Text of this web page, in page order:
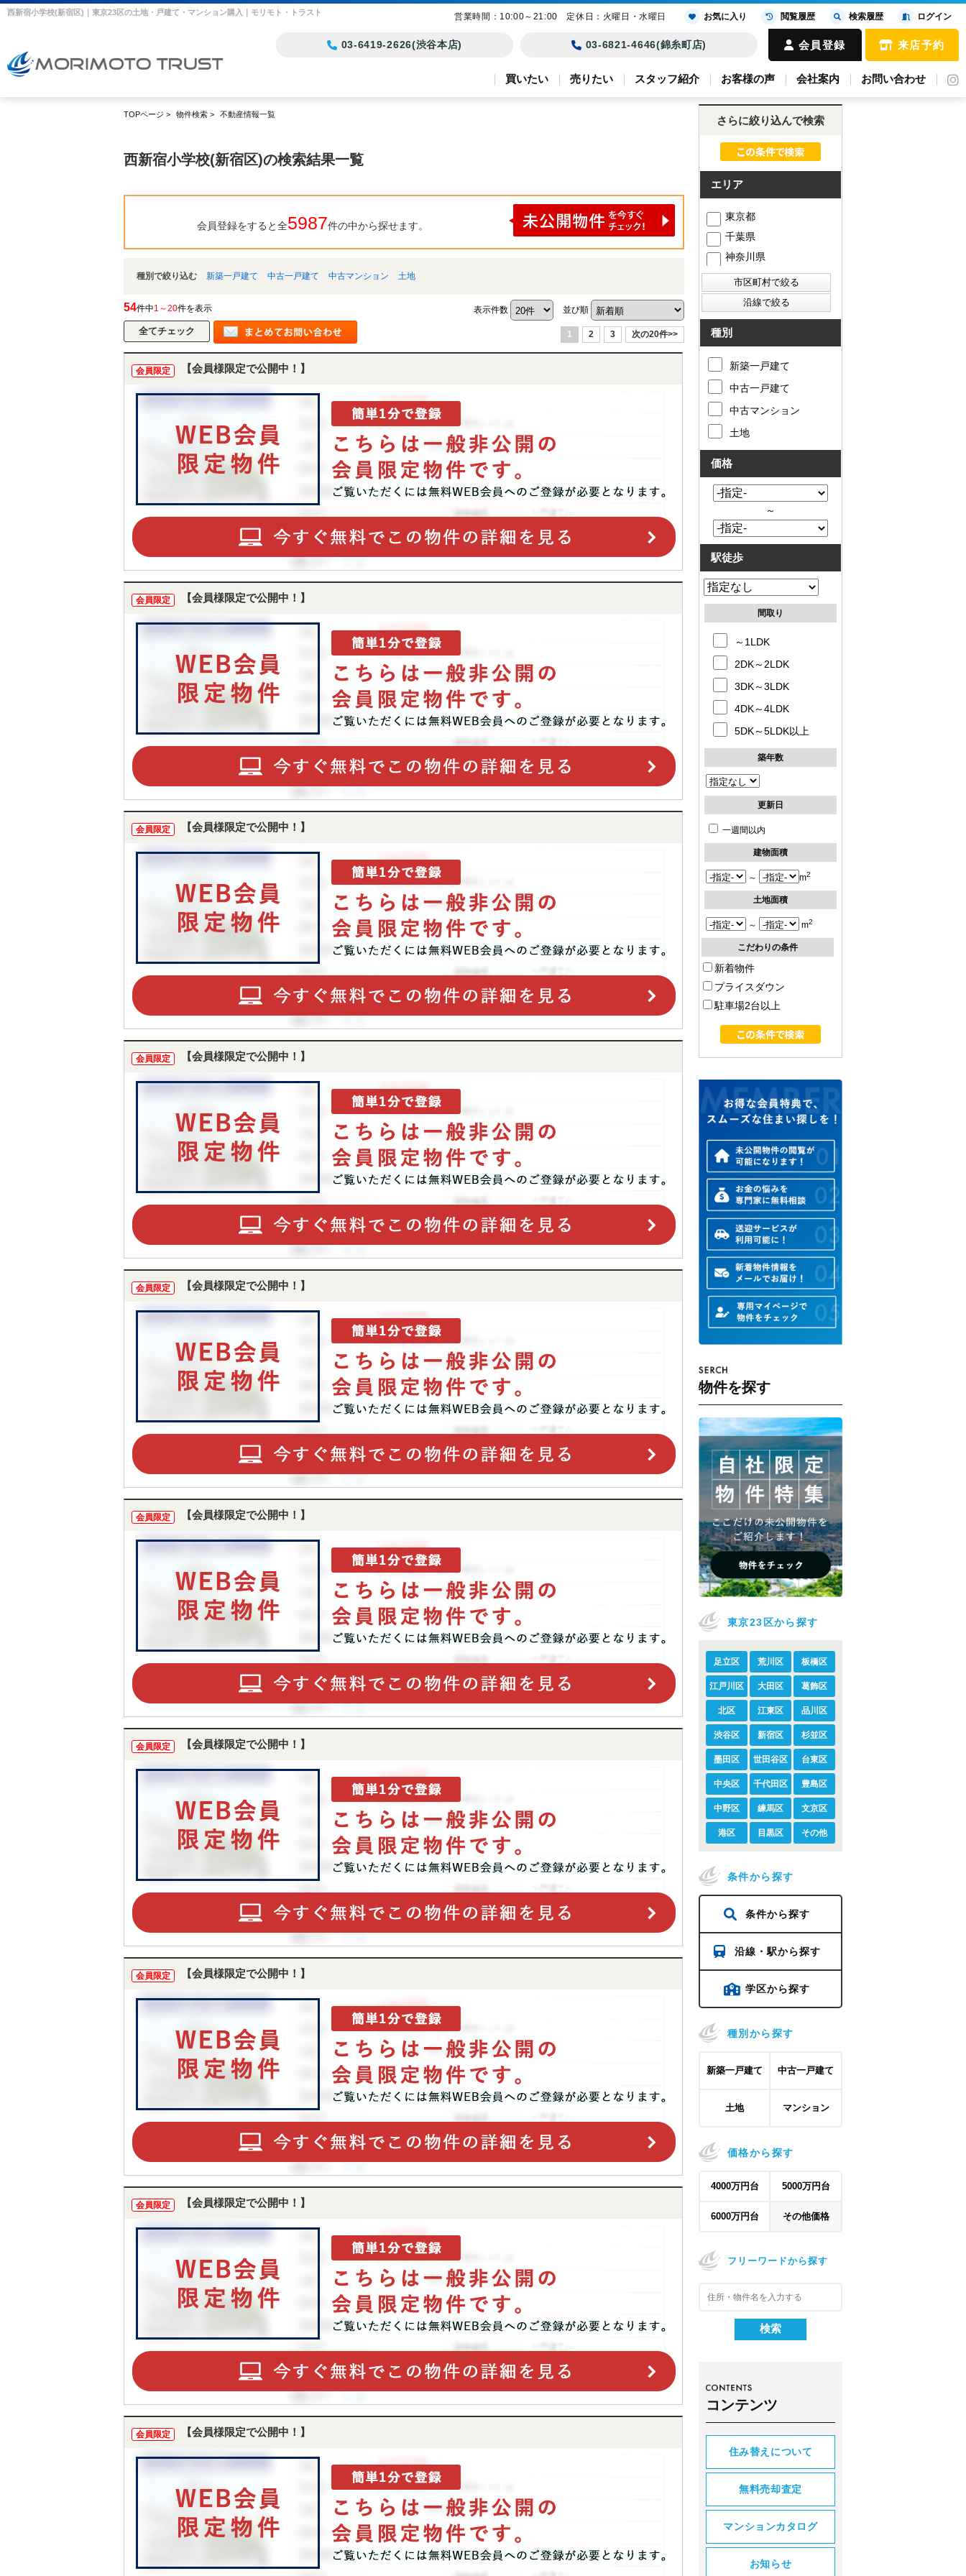
西新宿小学校(新宿区)｜東京23区の土地・戸建て・マンション購入｜モリモト・トラスト
03-6419-2626(渋谷本店) 03-6821-4646(錦糸町店) 会員登録 来店予約
買いたい 売りたい スタッフ紹介 お客様の声 会社案内 お問い合わせ
TOPページ > 物件検索 > 不動産情報一覧
西新宿小学校(新宿区)の検索結果一覧
会員登録をすると全5987件の中から探せます。
種別で絞り込む 新築一戸建て 中古一戸建て 中古マンション 土地
54件中1～20件を表示 表示件数 並び順
1 2 3 次の20件>>
会員限定 【会員様限定で公開中！】
会員限定 【会員様限定で公開中！】
会員限定 【会員様限定で公開中！】
会員限定 【会員様限定で公開中！】
会員限定 【会員様限定で公開中！】
会員限定 【会員様限定で公開中！】
会員限定 【会員様限定で公開中！】
会員限定 【会員様限定で公開中！】
会員限定 【会員様限定で公開中！】
会員限定 【会員様限定で公開中！】
さらに絞り込んで検索
エリア
東京都
千葉県
神奈川県
種別
新築一戸建て
中古一戸建て
中古マンション
土地
価格
～
駅徒歩
間取り
～1LDK
2DK～2LDK
3DK～3LDK
4DK～4LDK
5DK～5LDK以上
築年数
更新日
一週間以内
建物面積
～ m2
土地面積
～ m2
こだわりの条件
新着物件
プライスダウン
駐車場2台以上
物件を探す
東京23区から探す
足立区 荒川区 板橋区
江戸川区 大田区 葛飾区
北区 江東区 品川区
渋谷区 新宿区 杉並区
墨田区 世田谷区 台東区
中央区 千代田区 豊島区
中野区 練馬区 文京区
港区 目黒区 その他
条件から探す
条件から探す
沿線・駅から探す
学区から探す
種別から探す
新築一戸建て 中古一戸建て
土地 マンション
価格から探す
4000万円台 5000万円台
6000万円台 その他価格
フリーワードから探す
コンテンツ
住み替えについて
無料売却査定
マンションカタログ
お知らせ
営業時間：10:00～21:00 定休日：火曜日・水曜日 お気に入り 閲覧履歴 検索履歴 ログイン